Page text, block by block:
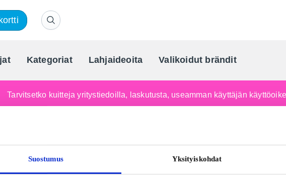
Suostumus Yksityiskohdat
Kategoriat Lahjaideoita Valikoidut brändit
Suomen johtava
Tarvitsetko kuitteja yritystiedoilla, laskutusta, useamman käyttäjän